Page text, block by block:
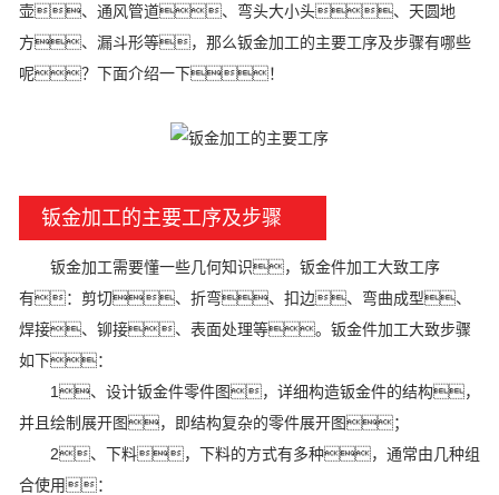
壶、通风管道、弯头大小头、天圆地
方、漏斗形等，那么钣金加工的主要工序及步骤有哪些
呢？下面介绍一下！
钣金加工的主要工序及步骤
钣金加工需要懂一些几何知识，钣金件加工大致工序
有：剪切、折弯、扣边、弯曲成型、
焊接、铆接、表面处理等。钣金件加工大致步骤
如下：
1、设计钣金件零件图，详细构造钣金件的结构，
并且绘制展开图，即结构复杂的零件展开图；
2、下料，下料的方式有多种，通常由几种组
合使用：